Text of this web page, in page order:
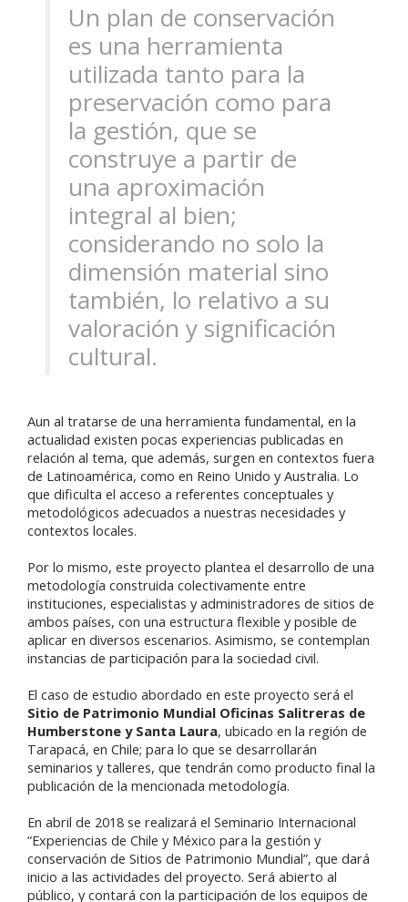
Un plan de conservación
es una herramienta
utilizada tanto para la
preservación como para
la gestión, que se
construye a partir de
una aproximación
integral al bien;
considerando no solo la
dimensión material sino
también, lo relativo a su
valoración y significación
cultural.
Aun al tratarse de una herramienta fundamental, en la
actualidad existen pocas experiencias publicadas en
relación al tema, que además, surgen en contextos fuera
de Latinoamérica, como en Reino Unido y Australia. Lo
que dificulta el acceso a referentes conceptuales y
metodológicos adecuados a nuestras necesidades y
contextos locales.
Por lo mismo, este proyecto plantea el desarrollo de una
metodología construida colectivamente entre
instituciones, especialistas y administradores de sitios de
ambos países, con una estructura flexible y posible de
aplicar en diversos escenarios. Asimismo, se contemplan
instancias de participación para la sociedad civil.
El caso de estudio abordado en este proyecto será el
Sitio de Patrimonio Mundial Oficinas Salitreras de
Humberstone y Santa Laura, ubicado en la región de
Tarapacá, en Chile; para lo que se desarrollarán
seminarios y talleres, que tendrán como producto final la
publicación de la mencionada metodología.
En abril de 2018 se realizará el Seminario Internacional
“Experiencias de Chile y México para la gestión y
conservación de Sitios de Patrimonio Mundial”, que dará
inicio a las actividades del proyecto. Será abierto al
público, y contará con la participación de los equipos de